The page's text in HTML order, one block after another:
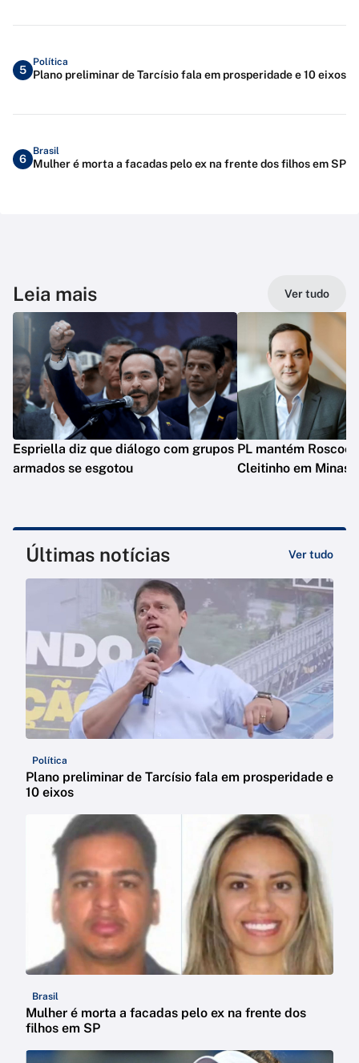
5
Política
Plano preliminar de Tarcísio fala em prosperidade e 10 eixos
6
Brasil
Mulher é morta a facadas pelo ex na frente dos filhos em SP
Leia mais Ver tudo
Espriella diz que diálogo com grupos
armados se esgotou
PL mantém Roscoe
Cleitinho em Minas
Últimas notícias Ver tudo
Política
Plano preliminar de Tarcísio fala em prosperidade e
10 eixos
Brasil
Mulher é morta a facadas pelo ex na frente dos
filhos em SP